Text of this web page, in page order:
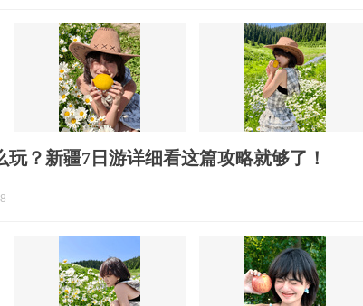
？新疆7日游详细看这篇攻略就够了！